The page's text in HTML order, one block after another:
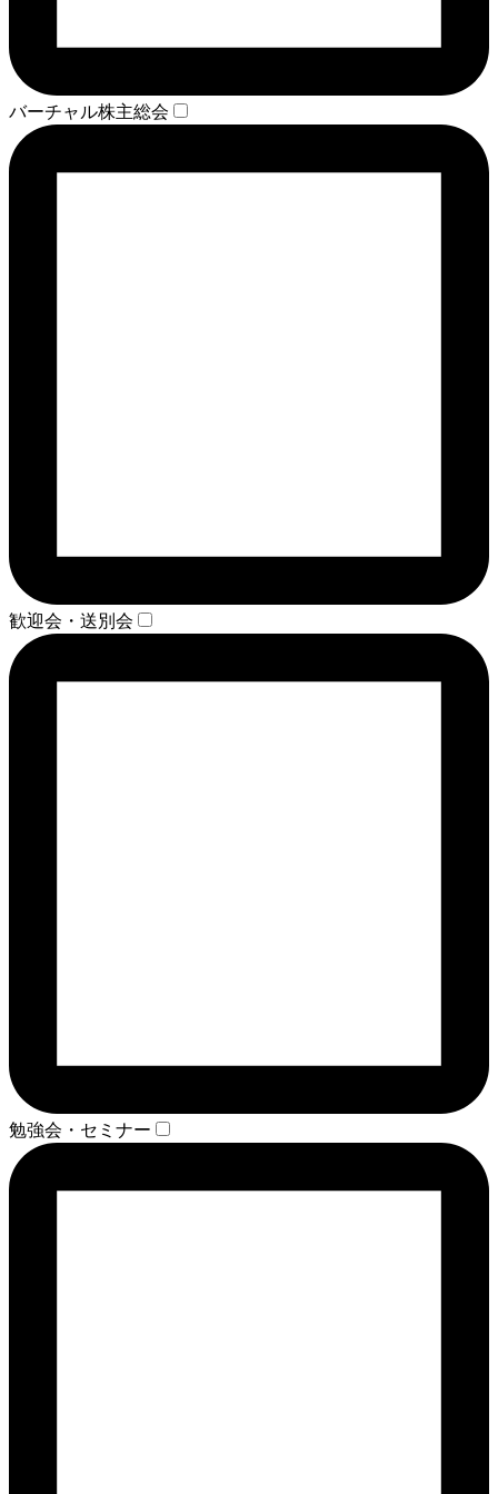
バーチャル株主総会
歓迎会・送別会
勉強会・セミナー